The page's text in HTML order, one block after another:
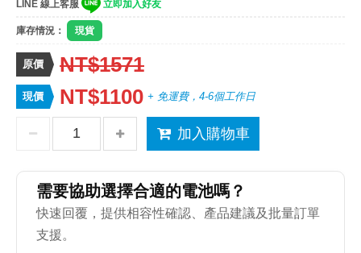
LINE 線上客服
立即加入好友
庫存情況： 現貨
原價 NT$1571
現價 NT$1100 + 免運費，4-6個工作日
加入購物車
需要協助選擇合適的電池嗎？
快速回覆，提供相容性確認、產品建議及批量訂單
支援。